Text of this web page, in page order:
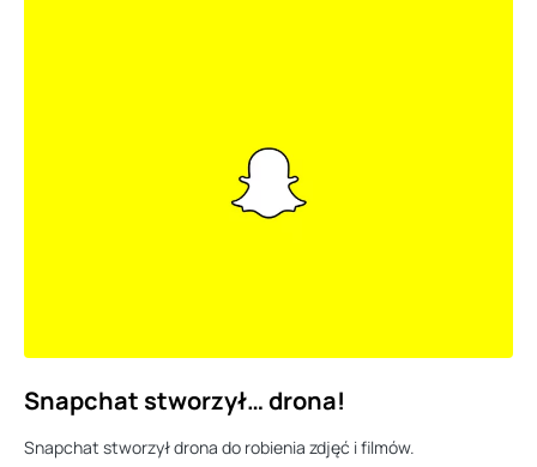
Snapchat stworzył… drona!
Snapchat stworzył drona do robienia zdjęć i filmów.